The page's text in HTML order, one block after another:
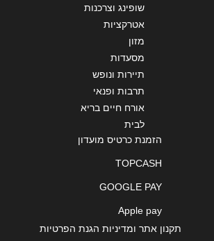
שופינג וצרכנות
אטרקציות
מזון
מסעדות
תיירות ונופש
תרבות ופנאי
אורח חיים בריא
לבית
הזמנת כרטיס מועדון
TOPCASH
GOOGLE PAY
Apple pay
תקנון אתר ומדיניות הגנת הפרטיות